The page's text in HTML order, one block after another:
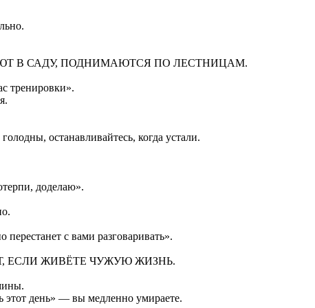
В САДУ, ПОДНИМАЮТСЯ ПО ЛЕСТНИЦАМ.
тренировки».
останавливайтесь, когда устали.
доделаю».
с вами разговаривать».
ЕСЛИ ЖИВЁТЕ ЧУЖУЮ ЖИЗНЬ.
этот день» — вы медленно умираете.